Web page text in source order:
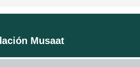
Musaat